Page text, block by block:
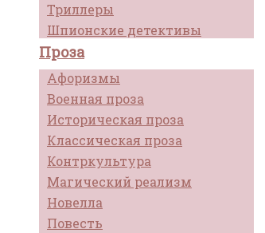
Триллеры
Шпионские детективы
Проза
Афоризмы
Военная проза
Историческая проза
Классическая проза
Контркультура
Магический реализм
Новелла
Повесть